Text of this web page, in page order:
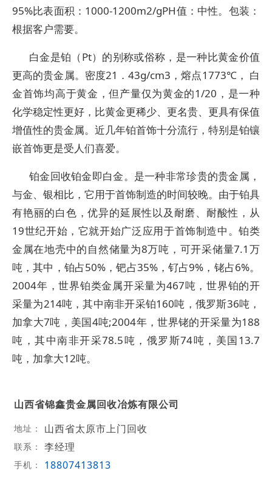
95%比表面积：1000-1200m2/gPH值：中性。包装：
根据客户需要。
白金是铂（Pt）的别称或俗称，是一种比黄金价值
更高的贵金属。密度21．43g/cm3，熔点1773℃， 白
金首饰均高于黄金，但产量仅为黄金的1/20，是一种
化学稳定性更好，比黄金更稀少、更名贵、更具有保值
增值性的贵金属。近几年铂首饰十分流行，特别是铂镶
嵌首饰更是受人们喜爱。
铂金回收铂金即白金。是一种非常珍贵的贵金属，
与金、银相比，它用于首饰制造的时间较晚。由于铂具
有艳丽的白色，优异的延展性以及耐磨、耐酸性，从
19世纪开始，它就开始广泛应用于首饰制造中。铂类
金属在地壳中的自然储量为8万吨，可开采储量7.1万
吨，其中，铂占50%，钯占35%，钌占9%，铑占6%。
2004年，世界铂类金属开采量为467吨，世界铂的开
采量为214吨，其中南非开采铂160吨，俄罗斯36吨，
加拿大7吨，美国4吨;2004年，世界铑的开采量为188
吨，其中南非开采78.5吨，俄罗斯74吨，美国13.7
吨，加拿大12吨。
山西省锦鑫贵金属回收冶炼有限公司
地址： 山西省太原市上门回收
联系： 李经理
手机： 18807413813